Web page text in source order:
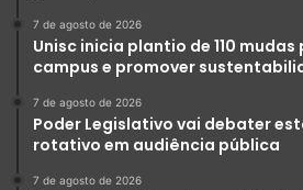
7 de agosto de 2026
Unisc inicia plantio de 110
campus e promover
7 de agosto de 2026
Poder Legislativo vai debater
rotativo em audiência pública
7 de agosto de 2026